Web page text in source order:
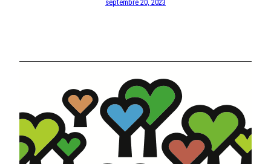
septembre 20, 2023